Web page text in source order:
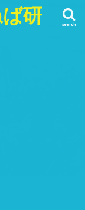
研
search